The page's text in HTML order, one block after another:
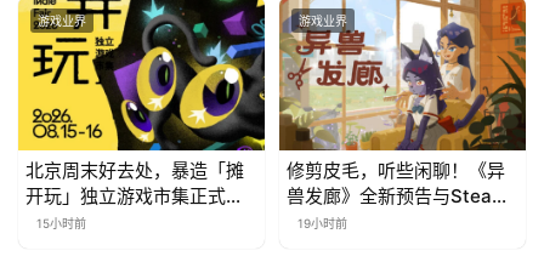
游戏业界
北京周末好去处，暴造「摊
开玩」独立游戏市集正式开
票！
15小时前
游戏业界
修剪皮毛，听些闲聊！《异
兽发廊》全新预告与Steam
免费试玩公开
19小时前